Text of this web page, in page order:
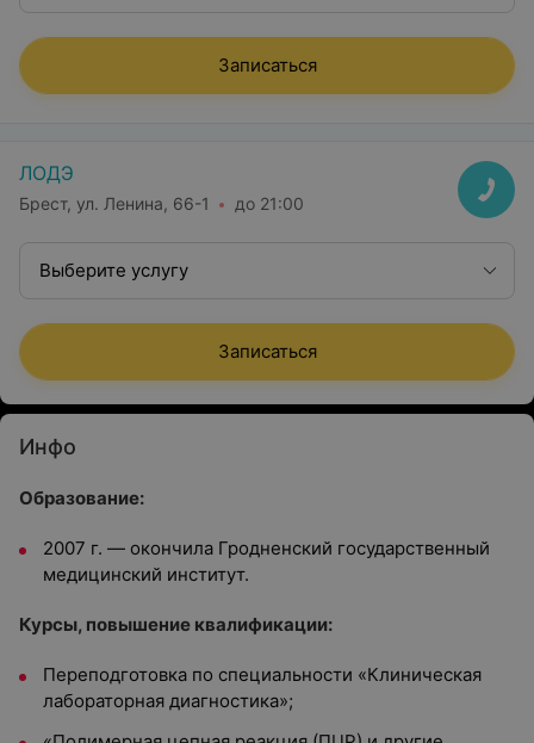
Записаться
ЛОДЭ
Брест, ул. Ленина, 66-1 до 21:00
Выберите услугу
Записаться
Инфо
Образование:
2007 г. — окончила Гродненский государственный
медицинский институт.
Курсы, повышение квалификации:
Переподготовка по специальности «Клиническая
лабораторная диагностика»;